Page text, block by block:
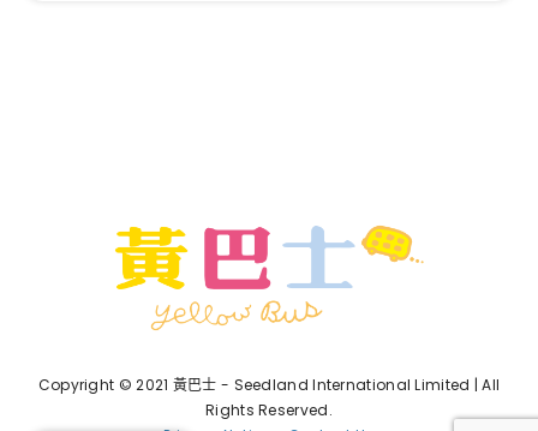
Copyright © 2021 黃巴士 - Seedland International Limited | All
Rights Reserved.